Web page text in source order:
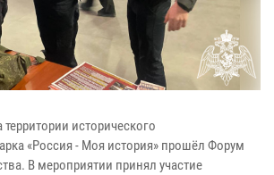
исторического
«Россия - Моя история» прошёл Форум
В мероприятии принял участие